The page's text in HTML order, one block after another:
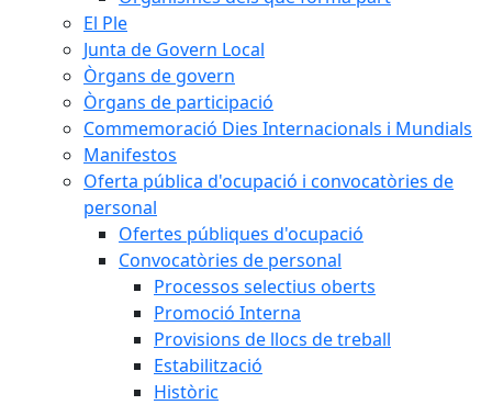
El Ple
Junta de Govern Local
Òrgans de govern
Òrgans de participació
Commemoració Dies Internacionals i Mundials
Manifestos
Oferta pública d'ocupació i convocatòries de
personal
Ofertes públiques d'ocupació
Convocatòries de personal
Processos selectius oberts
Promoció Interna
Provisions de llocs de treball
Estabilització
Històric